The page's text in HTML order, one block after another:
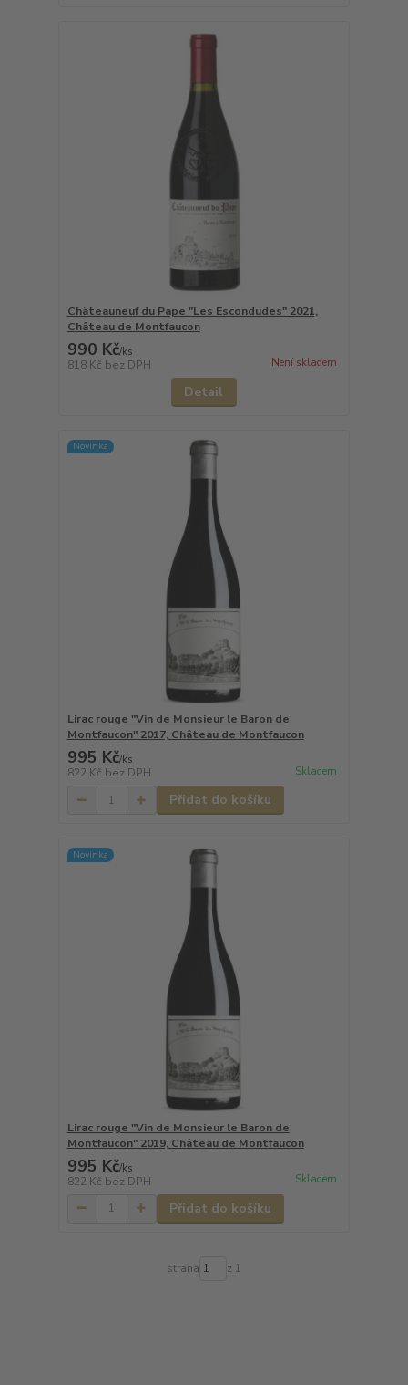
Châteauneuf du Pape "Les Escondudes" 2021,
Château de Montfaucon
990 Kč/ks
818 Kč bez DPH Není skladem
Detail
Novinka
Lirac rouge "Vin de Monsieur le Baron de
Montfaucon" 2017, Château de Montfaucon
995 Kč/ks
822 Kč bez DPH Skladem
Přidat do košíku
Novinka
Lirac rouge "Vin de Monsieur le Baron de
Montfaucon" 2019, Château de Montfaucon
995 Kč/ks
822 Kč bez DPH Skladem
Přidat do košíku
strana z 1